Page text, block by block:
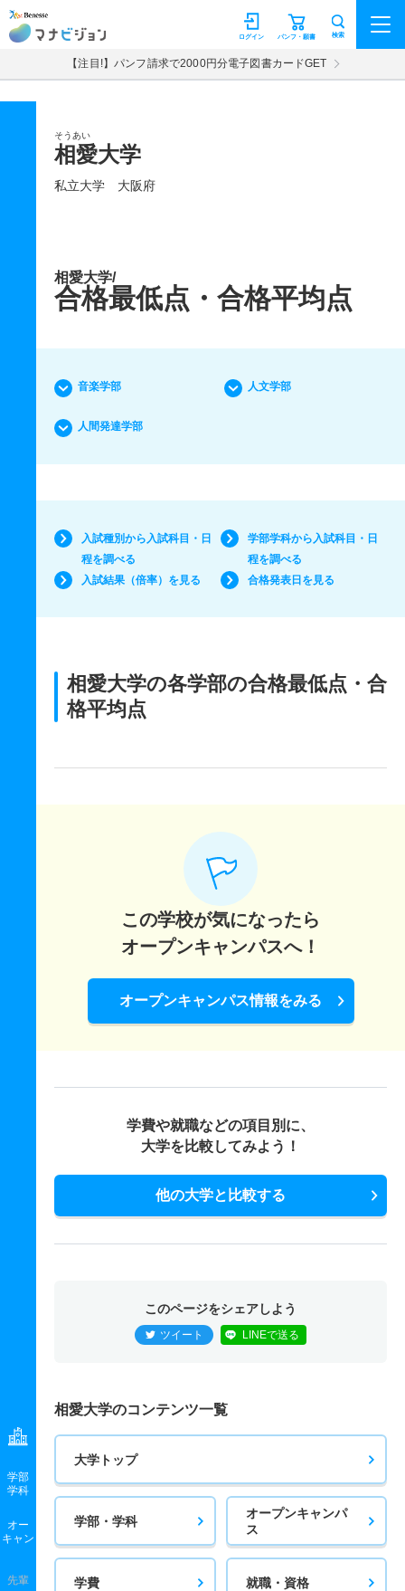
マナビジョン パンフ・願書
ログイン 検索
【注目!】パンフ請求で2000円分電子図書カードGET
そうあい
相愛大学
私立大学 大阪府
学部
学科
オー
キャン
先輩
相愛大学/
合格最低点・合格平均点
音楽学部 人文学部
人間発達学部
入試種別から入試科目・日
程を調べる
学部学科から入試科目・日
程を調べる
入試結果（倍率）を見る
合格発表日を見る
相愛大学の各学部の合格最低点・合
格平均点
この学校が気になったら
オープンキャンパスへ！
オープンキャンパス情報をみる
学費や就職などの項目別に、
大学を比較してみよう！
他の大学と比較する
このページをシェアしよう
ツイート LINEで送る
相愛大学のコンテンツ一覧
大学トップ
学部・学科
オープンキャンパ
ス
学費 就職・資格